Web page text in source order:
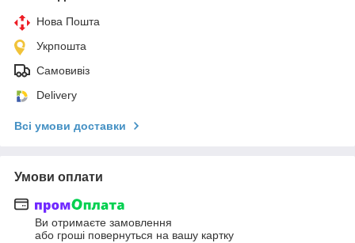
Нова Пошта
Укрпошта
Самовивіз
Delivery
Всі умови доставки
Умови оплати
Ви отримаєте замовлення
або гроші повернуться на вашу картку